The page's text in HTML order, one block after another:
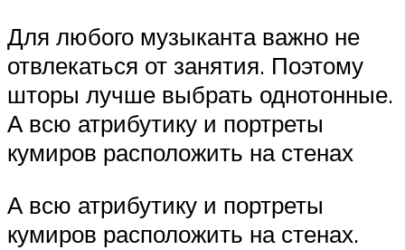
Для любого музыканта важно не
отвлекаться от занятия. Поэтому
шторы лучше выбрать однотонные.
А всю атрибутику и портреты
кумиров расположить на стенах
А всю атрибутику и портреты
кумиров расположить на стенах.